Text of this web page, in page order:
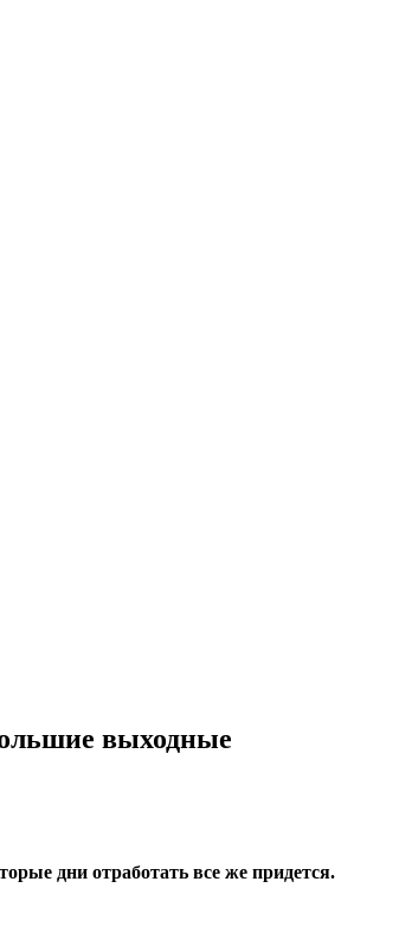
выходные
дни отработать все же придется.